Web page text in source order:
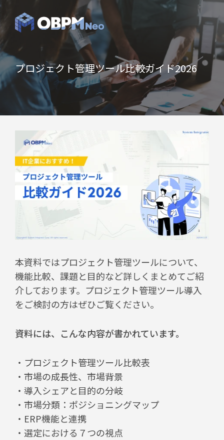
プロジェクト管理ツール比較ガイド2026
本資料ではプロジェクト管理ツールについて、
機能比較、課題と目的など詳しくまとめてご紹
介しております。プロジェクト管理ツール導入
をご検討の方はぜひご覧ください。
資料には、こんな内容が書かれています。
・プロジェクト管理ツール比較表
・市場の成長性、市場背景
・導入シェアと目的の分岐
・市場分類：ポジショニングマップ
・ERP機能と連携
・選定における７つの視点